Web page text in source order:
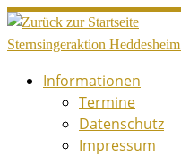
Zum
Inhalt
Sternsingeraktion Heddesheim
Informationen
Termine
Datenschutz
Impressum